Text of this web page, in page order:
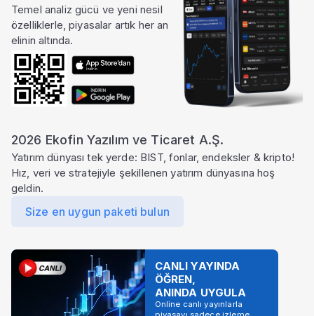
Temel analiz gücü ve yeni nesil
özelliklerle, piyasalar artık her an
elinin altında.
2026 Ekofin Yazılım ve Ticaret A.Ş.
Yatırım dünyası tek yerde: BIST, fonlar, endeksler & kripto!
Hız, veri ve stratejiyle şekillenen yatırım dünyasına hoş
geldin.
Size en uygun paketi bulun
CANLI YAYINDA
ÖĞREN,
ANINDA UYGULA
Online canlı yayınlarla